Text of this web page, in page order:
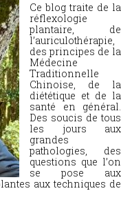
Ce blog traite de la
réflexologie
plantaire, de
l’auriculothérapie,
des principes de la
Médecine
Traditionnelle
Chinoise, de la
diététique et de la
santé en général.
Des soucis de tous
les jours aux
grandes
pathologies, des
questions que l’on
se pose aux
aux techniques de